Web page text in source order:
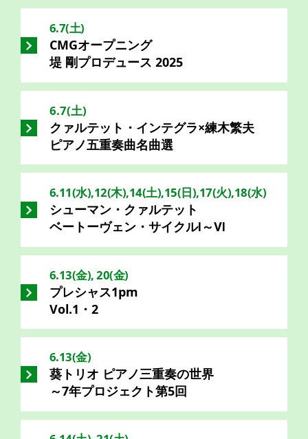
6.7(土)
CMGオープニング
堤 剛プロデュース 2025
6.7(土)
クァルテット・インテグラ×練木繁夫
ピアノ五重奏曲名曲選
6.11(水),12(木),14(土),15(日),17(火),18(水)
シューマン・クァルテット
ベートーヴェン・サイクルⅠ～Ⅵ
6.13(金), 20(金)
プレシャス1pm
Vol.1・2
6.13(金)
葵トリオ ピアノ三重奏の世界
～7年プロジェクト第5回